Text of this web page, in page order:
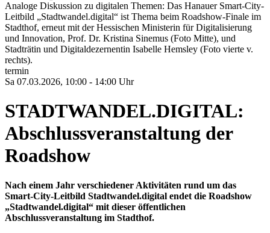
Analoge Diskussion zu digitalen Themen: Das Hanauer Smart-City-
Leitbild „Stadtwandel.digital“ ist Thema beim Roadshow-Finale im
Stadthof, erneut mit der Hessischen Ministerin für Digitalisierung
und Innovation, Prof. Dr. Kristina Sinemus (Foto Mitte), und
Stadträtin und Digitaldezernentin Isabelle Hemsley (Foto vierte v.
rechts).
termin
Sa 07.03.2026, 10:00 - 14:00 Uhr
STADTWANDEL.DIGITAL:
Abschlussveranstaltung der
Roadshow
Nach einem Jahr verschiedener Aktivitäten rund um das
Smart-City-Leitbild Stadtwandel.digital endet die Roadshow
„Stadtwandel.digital“ mit dieser öffentlichen
Abschlussveranstaltung im Stadthof.